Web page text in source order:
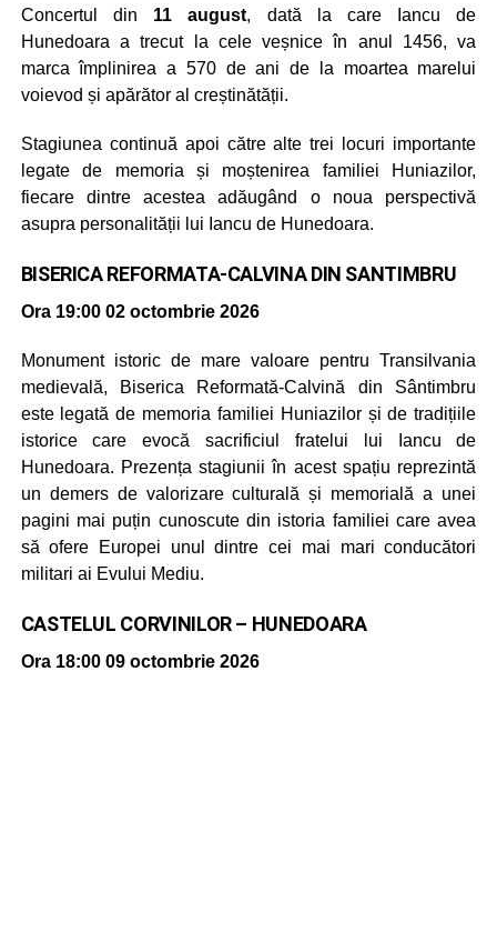
Concertul din 11 august, dată la care Iancu de
Hunedoara a trecut la cele veșnice în anul 1456, va
marca împlinirea a 570 de ani de la moartea marelui
voievod și apărător al creștinătății.
Stagiunea continuă apoi către alte trei locuri importante
legate de memoria și moștenirea familiei Huniazilor,
fiecare dintre acestea adăugând o noua perspectivă
asupra personalității lui Iancu de Hunedoara.
BISERICA REFORMATA-CALVINA DIN SANTIMBRU
Ora 19:00 02 octombrie 2026
Monument istoric de mare valoare pentru Transilvania
medievală, Biserica Reformată-Calvină din Sântimbru
este legată de memoria familiei Huniazilor și de tradițiile
istorice care evocă sacrificiul fratelui lui Iancu de
Hunedoara. Prezența stagiunii în acest spațiu reprezintă
un demers de valorizare culturală și memorială a unei
pagini mai puțin cunoscute din istoria familiei care avea
să ofere Europei unul dintre cei mai mari conducători
militari ai Evului Mediu.
CASTELUL CORVINILOR – HUNEDOARA
Ora 18:00 09 octombrie 2026